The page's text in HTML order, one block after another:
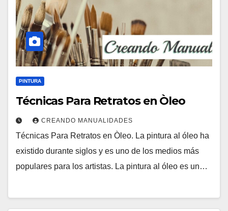
PINTURA
Técnicas Para Retratos en Òleo
CREANDO MANUALIDADES
Técnicas Para Retratos en Òleo. La pintura al óleo ha
existido durante siglos y es uno de los medios más
populares para los artistas. La pintura al óleo es un…